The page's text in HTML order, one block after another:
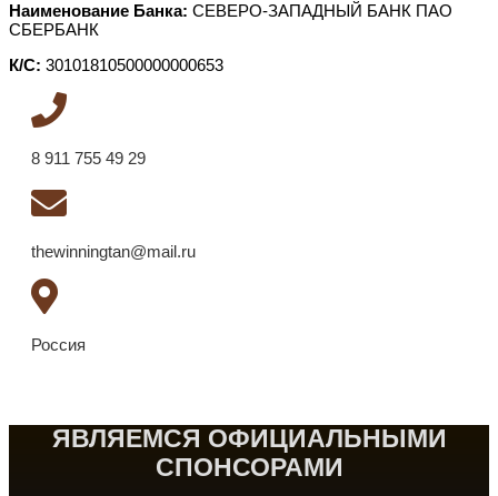
Наименование Банка: СЕВЕРО-ЗАПАДНЫЙ БАНК ПАО
СБЕРБАНК
К/С: 30101810500000000653
8 911 755 49 29
thewinningtan@mail.ru
Россия
ЯВЛЯЕМСЯ ОФИЦИАЛЬНЫМИ
СПОНСОРАМИ